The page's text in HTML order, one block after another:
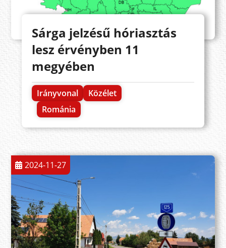
Sárga jelzésű hóriasztás
lesz érvényben 11
megyében
Irányvonal
Közélet
Románia
2024-11-27